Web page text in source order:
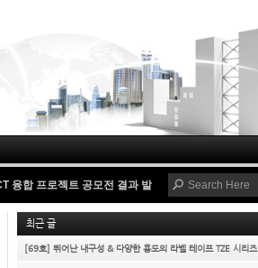
융합 프로젝트 공모전 결과 발표! -2021-05-12
최근 글
[69호] 뛰어난 내구성 & 다양한 용도의 라벨 테이프 TZE 시리즈